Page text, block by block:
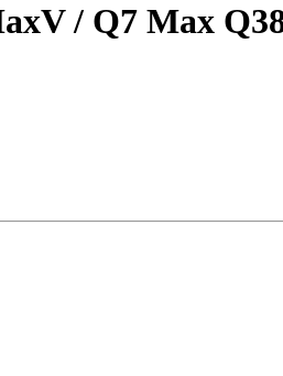
/ Q7 Max